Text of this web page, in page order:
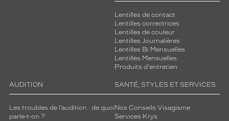
Lentilles de contact
Lentilles correctrices
Lentilles de couleur
Lentilles Journalières
Lentilles Bi Mensuelles
Lentilles Mensuelles
Produits d'entretien
AUDITION
Les troubles de l’audition : de quoi
parle-t-on ?
SANTÉ, STYLES ET SERVICES
Nos Conseils Visagisme
Services Krys